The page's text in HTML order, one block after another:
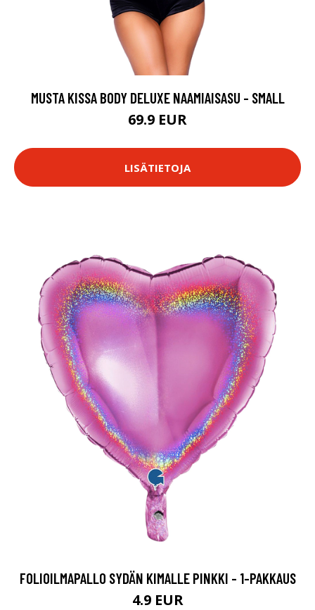
MUSTA KISSA BODY DELUXE NAAMIAISASU - SMALL
69.9 EUR
LISÄTIETOJA
FOLIOILMAPALLO SYDÄN KIMALLE PINKKI - 1-PAKKAUS
4.9 EUR